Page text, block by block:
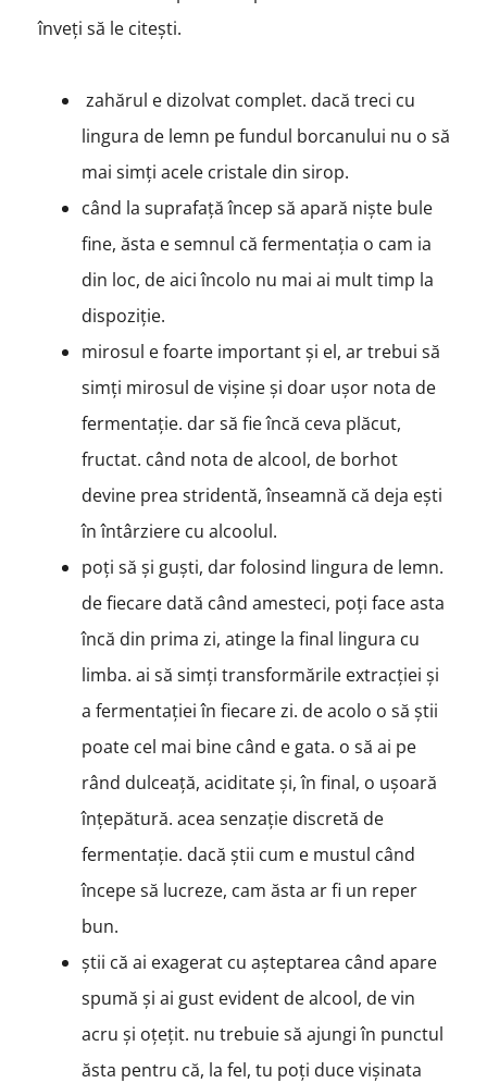
înveți să le citești.
zahărul e dizolvat complet. dacă treci cu
lingura de lemn pe fundul borcanului nu o să
mai simți acele cristale din sirop.
când la suprafață încep să apară niște bule
fine, ăsta e semnul că fermentația o cam ia
din loc, de aici încolo nu mai ai mult timp la
dispoziție.
mirosul e foarte important și el, ar trebui să
simți mirosul de vișine și doar ușor nota de
fermentație. dar să fie încă ceva plăcut,
fructat. când nota de alcool, de borhot
devine prea stridentă, înseamnă că deja ești
în întârziere cu alcoolul.
poți să și guști, dar folosind lingura de lemn.
de fiecare dată când amesteci, poți face asta
încă din prima zi, atinge la final lingura cu
limba. ai să simți transformările extracției și
a fermentației în fiecare zi. de acolo o să știi
poate cel mai bine când e gata. o să ai pe
rând dulceață, aciditate și, în final, o ușoară
înțepătură. acea senzație discretă de
fermentație. dacă știi cum e mustul când
începe să lucreze, cam ăsta ar fi un reper
bun.
știi că ai exagerat cu așteptarea când apare
spumă și ai gust evident de alcool, de vin
acru și oțețit. nu trebuie să ajungi în punctul
ăsta pentru că, la fel, tu poți duce vișinata